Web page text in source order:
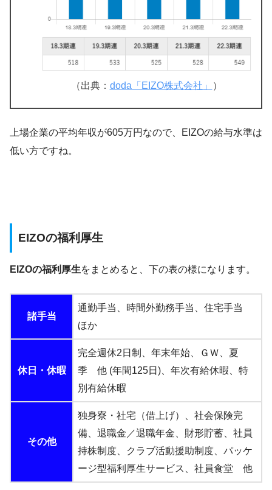
（出典： doda「EIZO株式会社」 ）
上場企業の平均年収が605万円なので、EIZOの給与水準は
低い方ですね。
EIZOの福利厚生
EIZOの福利厚生をまとめると、下の表の様になります。
諸手当
通勤手当、時間外勤務手当、住宅手当
ほか
休日・休暇
完全週休2日制、年末年始、ＧＷ、夏
季 他 (年間125日)、年次有給休暇、特
別有給休暇
その他
独身寮・社宅（借上げ）、社会保険完
備、退職金／退職年金、財形貯蓄、社員
持株制度、クラブ活動援助制度、パッケ
ージ型福利厚生サービス、社員食堂 他